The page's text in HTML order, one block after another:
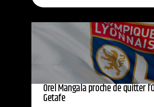
Orel Mangala proche de quitter
Getafe